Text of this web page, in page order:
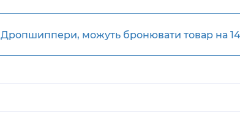
Дропшиппери, можуть бронювати товар на